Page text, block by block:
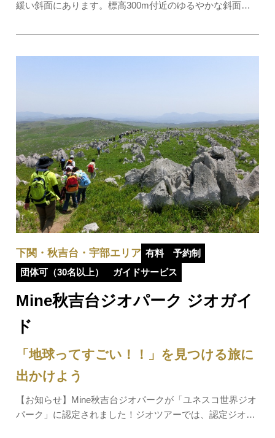
緩い斜面にあります。標高300m付近のゆるやかな斜面を
27ha、幅100m×奥行150mの広さにゴロゴロと並ぶ様は圧
Mine秋吉台ジオパーク ジオガイ
ド
「地球ってすごい！！」を見つける旅に
出かけよう
【お知らせ】Mine秋吉台ジオパークが「ユネスコ世界ジオ
パーク」に認定されました！ジオツアーでは、認定ジオガ
下関・秋吉台・宇部エリア 有料
予約制
団体可（30名以上）
ガイドサービス